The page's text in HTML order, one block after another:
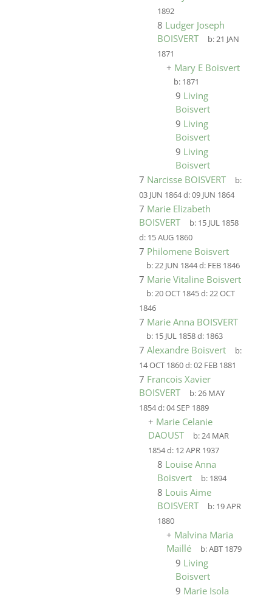
1892
8 Ludger Joseph
BOISVERT
b:21 JAN
1871
+ Mary E Boisvert
b: 1871
9 Living
Boisvert
9 Living
Boisvert
9 Living
Boisvert
7 Narcisse BOISVERT
b:
03 JUN 1864d:09 JUN 1864
7 Marie Elizabeth
BOISVERT
b: 15 JUL 1858
d: 15 AUG 1860
7 Philomene Boisvert
b:22 JUN 1844d: FEB 1846
7 Marie Vitaline Boisvert
b:20 OCT 1845d:22 OCT
1846
7 Marie Anna BOISVERT
b: 15 JUL 1858d: 1863
7 Alexandre Boisvert
b:
14 OCT 1860d:02 FEB 1881
7 Francois Xavier
BOISVERT
b:26 MAY
1854d:04 SEP 1889
+ Marie Celanie
DAOUST
b:24 MAR
1854d: 12 APR 1937
8 Louise Anna
Boisvert
b: 1894
8 Louis Aime
BOISVERT
b: 19 APR
1880
+ Malvina Maria
Maillé
b:ABT 1879
9 Living
Boisvert
9 Marie Isola